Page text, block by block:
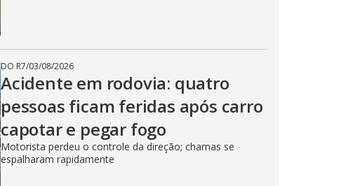
DO R7/03/08/2026
Acidente em rodovia: quatro
pessoas ficam feridas após carro
capotar e pegar fogo
Motorista perdeu o controle da direção; chamas se
espalharam rapidamente